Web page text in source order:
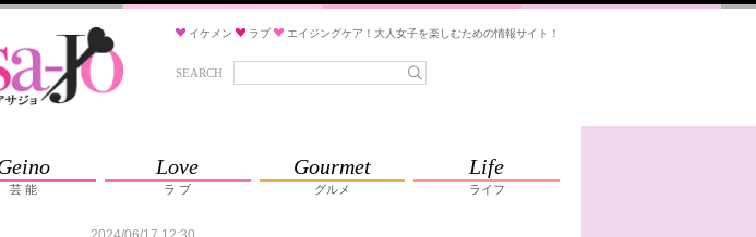
イケメン ラブ エイジングケア！大人女子を楽しむための情報サイト！
SEARCH
芸 能
Love
ラ ブ
Gourmet
グルメ
Life
ライフ